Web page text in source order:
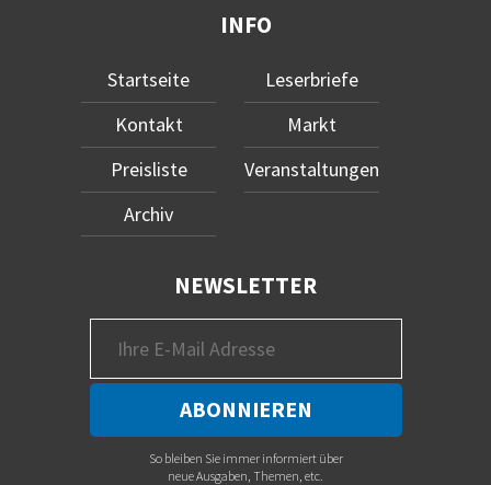
INFO
Startseite
Kontakt
Preisliste
Archiv
Leserbriefe
Markt
Veranstaltungen
NEWSLETTER
So bleiben Sie immer informiert über
neue Ausgaben, Themen, etc.